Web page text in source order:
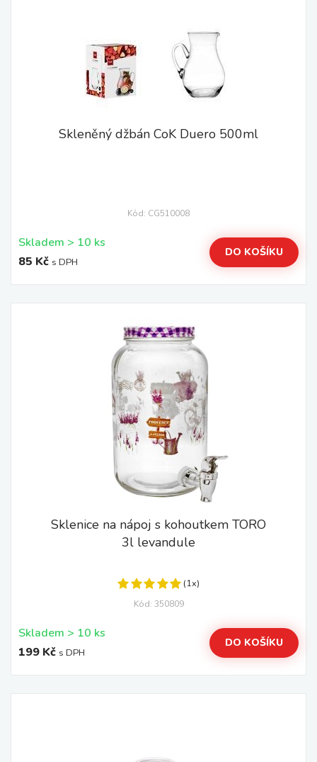
Skleněný džbán CoK Duero 500ml
Kód: CG510008
Skladem > 10 ks
85 Kč s DPH
DO KOŠÍKU
Sklenice na nápoj s kohoutkem TORO
3l levandule
(1x)
Kód: 350809
Skladem > 10 ks
199 Kč s DPH
DO KOŠÍKU